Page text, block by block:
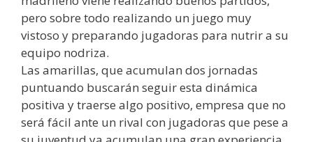
pero sobre todo realizando un juego muy
vistoso y preparando jugadoras para nutrir a su
equipo nodriza.
Las amarillas, que acumulan dos jornadas
puntuando buscarán seguir esta dinámica
positiva y traerse algo positivo, empresa que no
será fácil ante un rival con jugadoras que pese a